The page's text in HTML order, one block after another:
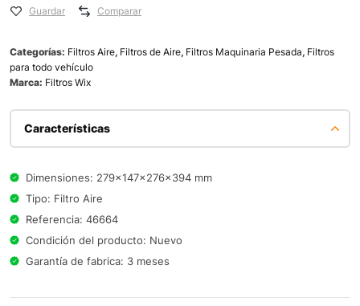
Guardar Comparar
Categorías: Filtros Aire, Filtros de Aire, Filtros Maquinaria Pesada, Filtros
para todo vehículo
Marca: Filtros Wix
Características
Dimensiones: 279x147x276x394 mm
Tipo: Filtro Aire
Referencia: 46664
Condición del producto: Nuevo
Garantía de fabrica: 3 meses